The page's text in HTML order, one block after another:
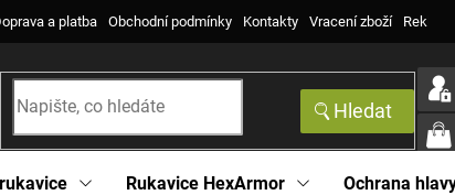
a platba Obchodní podmínky Kontakty Vracení zboží
Hledat
KOŠÍK
Rukavice HexArmor Ochrana